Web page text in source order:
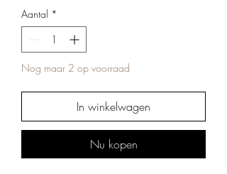
Aantal *
Nog maar 2 op voorraad
In winkelwagen
Nu kopen